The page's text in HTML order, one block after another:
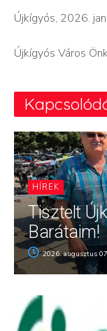
Újkígyós, 2026.
Újkígyós Város
HÍREK
Tisztelt
Barátaim!
2026. augusztus